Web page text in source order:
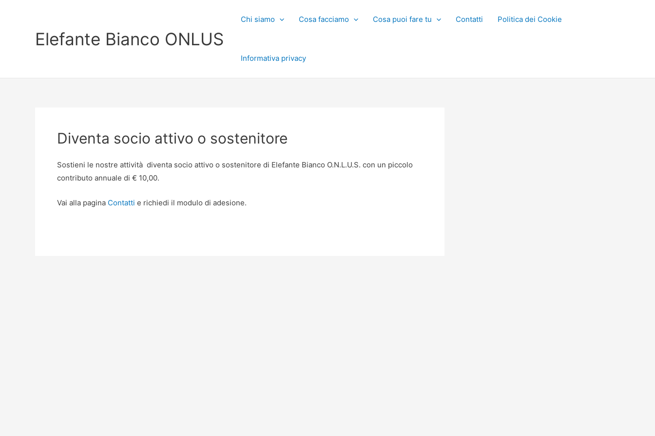
Elefante Bianco ONLUS
Chi siamo Cosa facciamo Cosa puoi fare tu Contatti Politica dei Cookie
Informativa privacy
Diventa socio attivo o sostenitore
Sostieni le nostre attività diventa socio attivo o sostenitore di Elefante Bianco O.N.L.U.S. con un piccolo
contributo annuale di € 10,00.
Vai alla pagina Contatti e richiedi il modulo di adesione.